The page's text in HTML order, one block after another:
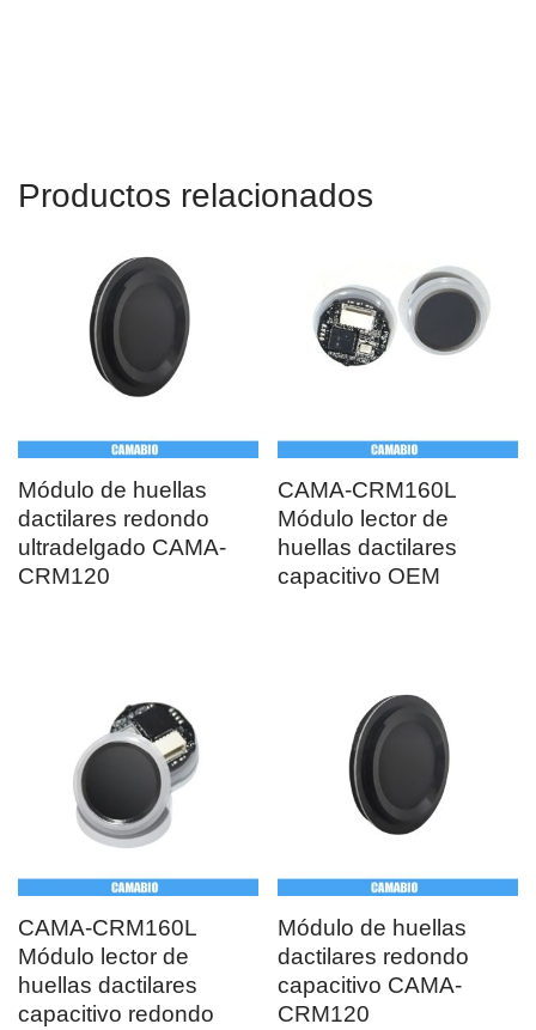
Productos relacionados
Módulo de huellas
dactilares redondo
ultradelgado CAMA-
CRM120
CAMA-CRM160L
Módulo lector de
huellas dactilares
capacitivo OEM
CAMA-CRM160L
Módulo lector de
huellas dactilares
capacitivo redondo
Módulo de huellas
dactilares redondo
capacitivo CAMA-
CRM120